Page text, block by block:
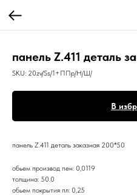
панель Z.411 деталь
SKU: 20zv/Ss/1+ППр/Н/Ш/
В
панель Z.411 деталь заказная 200*50
обьем производ пен: 0,0119
толщина: 50.0
обьем покрытия пл: 0,25